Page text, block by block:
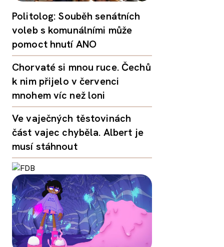
Politolog: Souběh senátních
voleb s komunálními může
pomoct hnutí ANO
Chorvaté si mnou ruce. Čechů
k nim přijelo v červenci
mnohem víc než loni
Ve vaječných těstovinách
část vajec chyběla. Albert je
musí stáhnout